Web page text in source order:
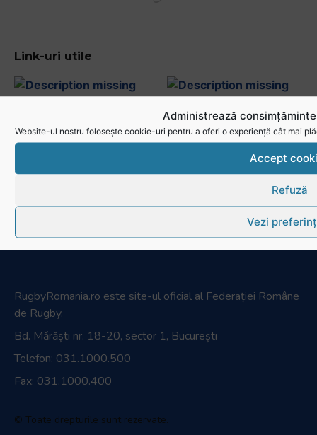
Administrează
Website-ul nostru folosește cookie-uri pentru a oferi o experiență cât mai
Accept
Refuză
Vezi
Link-uri utile
RugbyRomania.ro este site-ul oficial al Federației Române
de Rugby.
Bd. Mărăști nr. 18-20, sector 1, București
Telefon: 031.1000.500
Fax: 031.1000.400
© Toate drepturile sunt rezervate.